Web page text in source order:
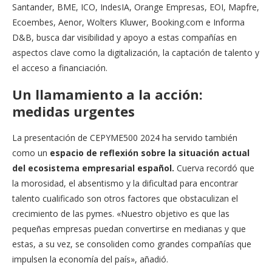
Santander, BME, ICO, IndesIA, Orange Empresas, EOI, Mapfre,
Ecoembes, Aenor, Wolters Kluwer, Booking.com e Informa
D&B, busca dar visibilidad y apoyo a estas compañías en
aspectos clave como la digitalización, la captación de talento y
el acceso a financiación.
Un llamamiento a la acción:
medidas urgentes
La presentación de CEPYME500 2024 ha servido también
como un espacio de reflexión sobre la situación actual
del ecosistema empresarial español. Cuerva recordó que
la morosidad, el absentismo y la dificultad para encontrar
talento cualificado son otros factores que obstaculizan el
crecimiento de las pymes. «Nuestro objetivo es que las
pequeñas empresas puedan convertirse en medianas y que
estas, a su vez, se consoliden como grandes compañías que
impulsen la economía del país», añadió.